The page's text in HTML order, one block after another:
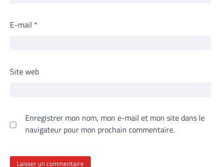
E-mail *
Site web
Enregistrer mon nom, mon e-mail et mon site dans le
navigateur pour mon prochain commentaire.